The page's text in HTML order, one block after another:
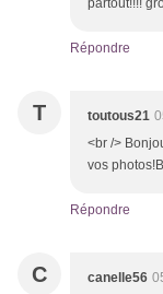
partout!!!!
Répondre
T toutous21
<br />
vos
Répondre
C canelle56